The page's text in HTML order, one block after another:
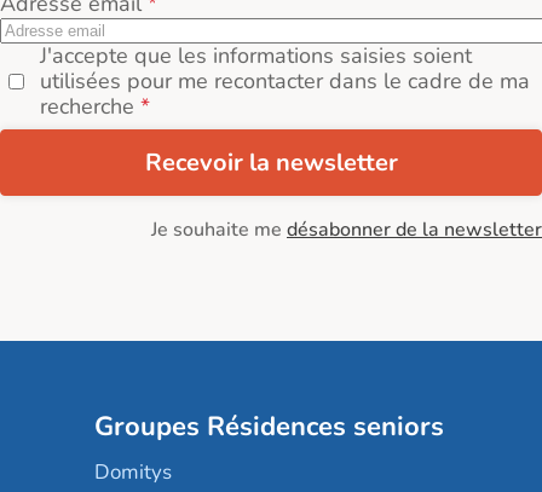
J'accepte que les informations saisies soient
utilisées pour me recontacter dans le cadre de ma
recherche
Recevoir la newsletter
Je souhaite me désabonner de la newsletter
Groupes Résidences seniors
Domitys